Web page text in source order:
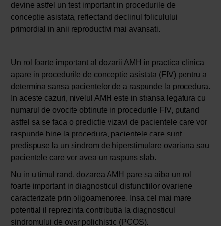
devine astfel un test important in procedurile de
conceptie asistata, reflectand declinul foliculului
primordial in anii reproductivi mai avansati.
Un rol foarte important al dozarii AMH in practica clinica
apare in procedurile de conceptie asistata (FIV) pentru a
determina sansa pacientelor de a raspunde la procedura.
In aceste cazuri, nivelul AMH este in stransa legatura cu
numarul de ovocite obtinute in procedurile FIV, putand
astfel sa se faca o predictie vizavi de pacientele care vor
raspunde bine la procedura, pacientele care sunt
predispuse la un sindrom de hiperstimulare ovariana sau
pacientele care vor avea un raspuns slab.
Nu in ultimul rand, dozarea AMH pare sa aiba un rol
foarte important in diagnosticul disfunctiilor ovariene
caracterizate prin oligoamenoree. Insa cel mai mare
potential il reprezinta contributia la diagnosticul
sindromului de ovar polichistic (PCOS).